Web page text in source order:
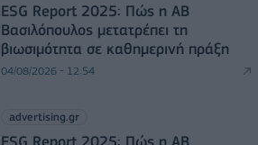
ESG Report 2025: Πώς η ΑΒ
Βασιλόπουλος μετατρέπει τη
βιωσιμότητα σε καθημερινή πράξη
04/08/2026 - 12:54
advertising.gr
ESG Report 2025: Πώς η ΑΒ